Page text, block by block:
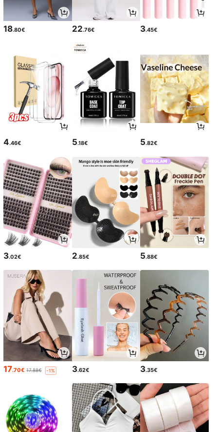
18.80€ 22.76€ 3.45€
4.46€ 5.18€ 5.82€
3.02€ 2.85€ 5.88€
17.70€ 17.88€ -1% 3.62€ 3.35€